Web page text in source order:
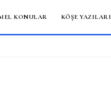
KONULAR KÖŞE YAZILARI